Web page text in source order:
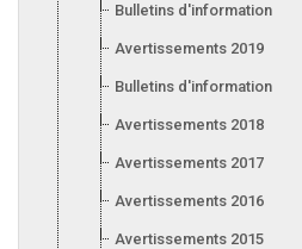
Bulletins d'information 2020
Avertissements 2019
Bulletins d'information 2019
Avertissements 2018
Avertissements 2017
Avertissements 2016
Avertissements 2015